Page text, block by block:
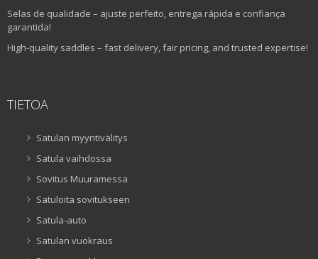
Selas de qualidade – ajuste perfeito, entrega rápida e confiança
garantida!
High-quality saddles – fast delivery, fair pricing, and trusted expertise!
TIETOA
Satulan myyntivälitys
Satula vaihdossa
Sovitus Muuramessa
Satuloita sovitukseen
Satula-auto
Satulan vuokraus